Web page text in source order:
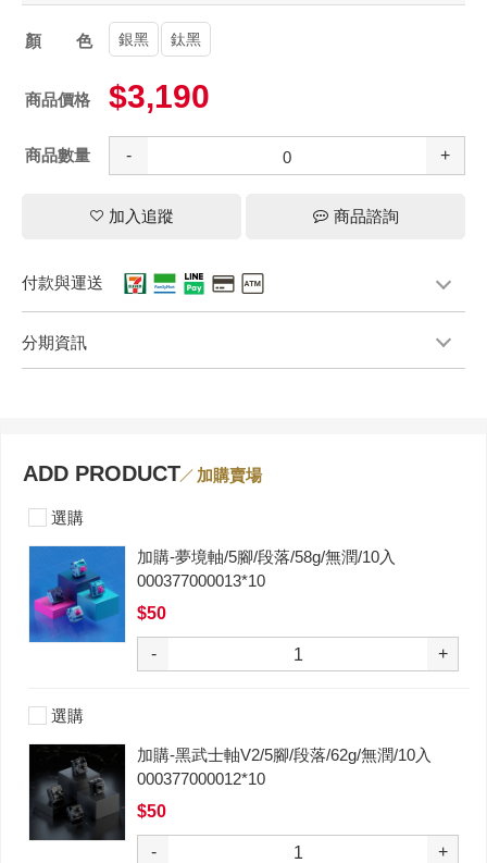
顏色銀黑 鈦黑
商品價格 $3,190
商品數量 - +
加入追蹤 商品諮詢
付款與運送
分期資訊
ADD PRODUCT 加購賣場
選購
加購-夢境軸/5腳/段落/58g/無潤/10入
000377000013*10
$50
- +
選購
加購-黑武士軸V2/5腳/段落/62g/無潤/10入
000377000012*10
$50
- +